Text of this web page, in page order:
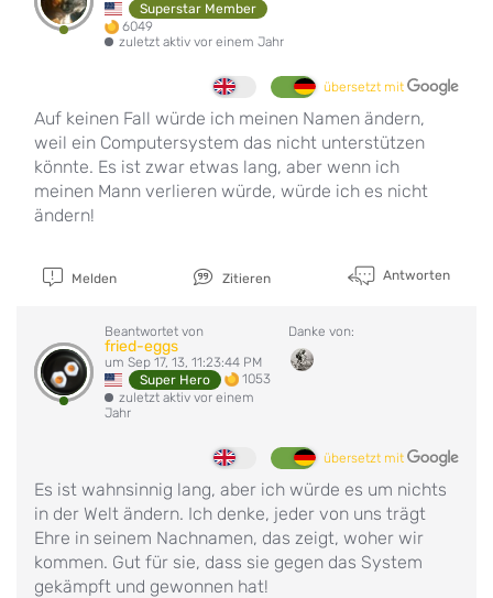
Superstar Member
6049
zuletzt aktiv vor einem Jahr
übersetzt mit
Auf keinen Fall würde ich meinen Namen ändern,
weil ein Computersystem das nicht unterstützen
könnte. Es ist zwar etwas lang, aber wenn ich
meinen Mann verlieren würde, würde ich es nicht
ändern!
Melden Zitieren Antworten
Beantwortet von
fried-eggs
um Sep 17, 13, 11:23:44 PM
Super Hero
1053
zuletzt aktiv vor einem
Jahr
Danke von:
übersetzt mit
Es ist wahnsinnig lang, aber ich würde es um nichts
in der Welt ändern. Ich denke, jeder von uns trägt
Ehre in seinem Nachnamen, das zeigt, woher wir
kommen. Gut für sie, dass sie gegen das System
gekämpft und gewonnen hat!